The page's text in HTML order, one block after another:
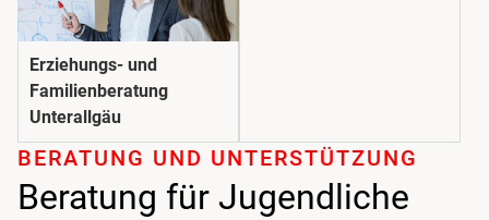
Erziehungs- und
Familienberatung
Unterallgäu
Beratung für Jugendliche
BERATUNG UND UNTER­STÜTZUNG